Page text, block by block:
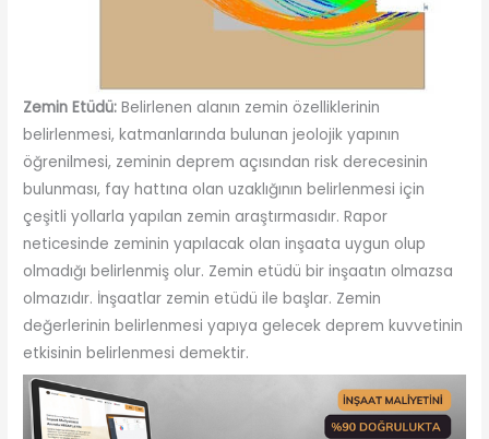
Zemin Etüdü: Belirlenen alanın zemin özelliklerinin
belirlenmesi, katmanlarında bulunan jeolojik yapının
öğrenilmesi, zeminin deprem açısından risk derecesinin
bulunması, fay hattına olan uzaklığının belirlenmesi için
çeşitli yollarla yapılan zemin araştırmasıdır. Rapor
neticesinde zeminin yapılacak olan inşaata uygun olup
olmadığı belirlenmiş olur. Zemin etüdü bir inşaatın olmazsa
olmazıdır. İnşaatlar zemin etüdü ile başlar. Zemin
değerlerinin belirlenmesi yapıya gelecek deprem kuvvetinin
etkisinin belirlenmesi demektir.